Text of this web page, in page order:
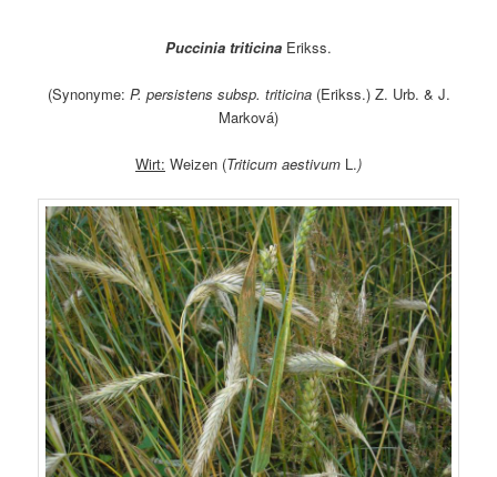
Puccinia triticina Erikss.
(Synonyme: P. persistens subsp. triticina (Erikss.) Z. Urb. & J.
Marková)
Wirt: Weizen (Triticum aestivum L.)